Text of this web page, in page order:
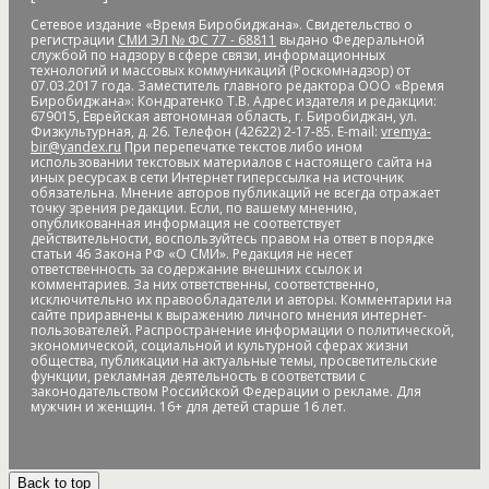
банковские_картыбанковский роумингбанкротство
барельефбаскетболБастакБастрыкинбатутБедность
бездомныебездомные животныебезналичные платежи
Безопасное колесо-2019безопасностьБезопасные и
качественные дорогибезработица белкабензинБеринг
Берл Лазарбесплатные лекарстваБессмертные дела
Бессмертный полкбесхозяйственностьбешенство
библиотекабизнесбизнес без поддержкибизнес-
омбудсменбиометрияБираБираканБирария
БиробидажанБиробиджанБиробиджан-2
Биробиджанская воспитательная колония
Биробиджанская таможняБиробиджанская ТЭЦ
Биробиджанский АрбатБиробиджанский военный
гарнизонный судБиробиджанский колледж культуры и
искусствБиробиджанский районБирофельдбиткоин
битумная ямабитумная_ямабитумное болотобитумные
ямыБлаговещенск Благовещенский кафедральный собор
благотворительность
Сетевое издание «Время Биробиджана». Свидетельство о
регистрации СМИ ЭЛ № ФС 77 - 68811 выдано Федеральной
службой по надзору в сфере связи, информационных
технологий и массовых коммуникаций (Роскомнадзор) от
07.03.2017 года. Заместитель главного редактора ООО «Время
Биробиджана»: Кондратенко Т.В. Адрес издателя и редакции:
679015, Еврейская автономная область, г. Биробиджан, ул.
Физкультурная, д. 26. Телефон (42622) 2-17-85. E-mail: vremya-
bir@yandex.ru При перепечатке текстов либо ином
использовании текстовых материалов с настоящего сайта на
иных ресурсах в сети Интернет гиперссылка на источник
обязательна. Мнение авторов публикаций не всегда отражает
точку зрения редакции. Если, по вашему мнению,
опубликованная информация не соответствует
действительности, воспользуйтесь правом на ответ в порядке
статьи 46 Закона РФ «О СМИ». Редакция не несет
ответственность за содержание внешних ссылок и
комментариев. За них ответственны, соответственно,
исключительно их правообладатели и авторы. Комментарии на
сайте приравнены к выражению личного мнения интернет-
пользователей. Распространение информации о политической,
экономической, социальной и культурной сферах жизни
общества, публикации на актуальные темы, просветительские
функции, рекламная деятельность в соответствии с
законодательством Российской Федерации о рекламе. Для
мужчин и женщин. 16+ для детей старше 16 лет.
Back to top